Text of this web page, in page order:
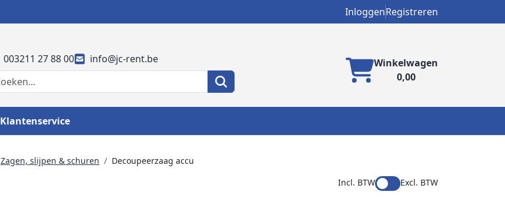
InloggenRegistreren
003211 27 88 00 info@jc-rent.be
Winkelwagen
0,00
Klantenservice
Zagen, slijpen & schuren
Decoupeerzaag accu
Incl. BTW
Excl. BTW